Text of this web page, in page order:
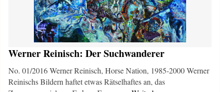
Werner Reinisch: Der Suchwanderer
No. 01/2016 Werner Reinisch, Horse Nation, 1985-2000 Werner
Reinischs Bildern haftet etwas Rätselhaftes an, das